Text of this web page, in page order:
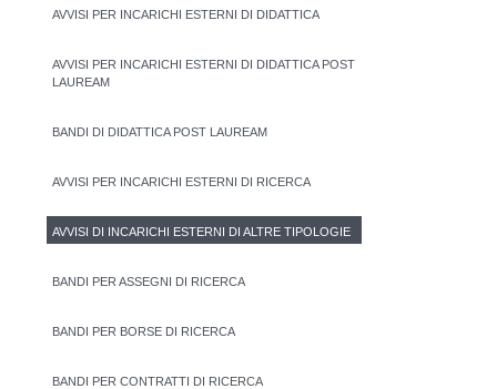
AVVISI PER INCARICHI ESTERNI DI DIDATTICA
AVVISI PER INCARICHI ESTERNI DI DIDATTICA POST
LAUREAM
BANDI DI DIDATTICA POST LAUREAM
AVVISI PER INCARICHI ESTERNI DI RICERCA
AVVISI DI INCARICHI ESTERNI DI ALTRE TIPOLOGIE
BANDI PER ASSEGNI DI RICERCA
BANDI PER BORSE DI RICERCA
BANDI PER CONTRATTI DI RICERCA